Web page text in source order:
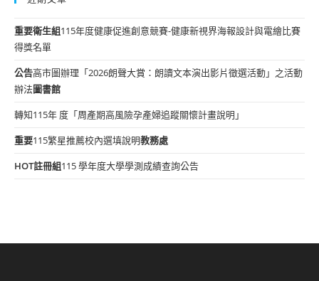
重要衛生組115年度健康促進創意競賽-健康新視界海報設計與電繪比賽
得獎名單
公告高市圖辦理「2026朗聲大賞：朗讀文本演出影片徵選活動」之活動
辦法圖書館
轉知115年 度「周產期高風險孕產婦追蹤關懷計畫說明」
重要115繁星推薦校內選填說明教務處
HOT註冊組115 學年度大學學測成績查詢公告